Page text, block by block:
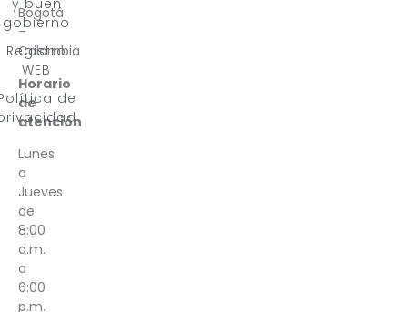
Bogotá
–
Colombia
Horario
de
atención
Lunes
a
Jueves
de
8:00
a.m.
a
6:00
p.m.
y buen
gobierno
Registro
WEB
de